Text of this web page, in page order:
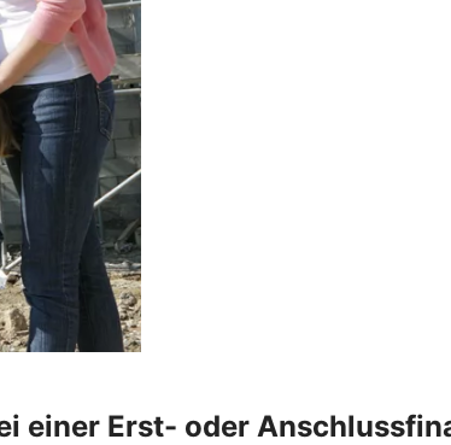
einer Erst- oder